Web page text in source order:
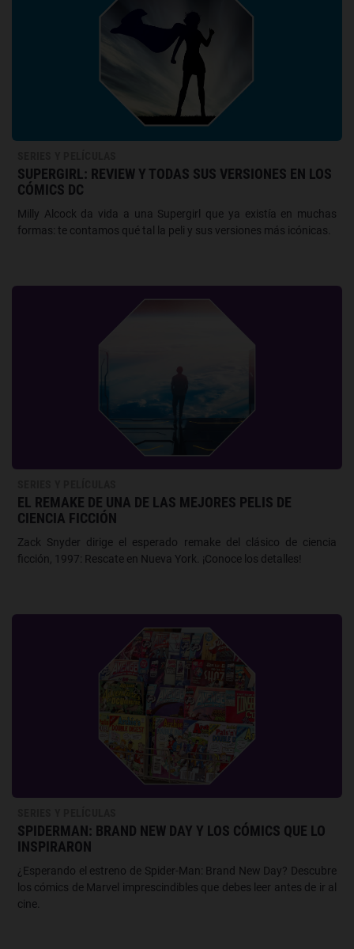
SUPERGIRL: REVIEW Y TODAS SUS VERSIONES EN LOS
CÓMICS DC
Milly Alcock da vida a una Supergirl que ya existía en muchas
formas: te contamos qué tal la peli y sus versiones más icónicas.
EL REMAKE DE UNA DE LAS MEJORES PELIS DE
CIENCIA FICCIÓN
Zack Snyder dirige el esperado remake del clásico de ciencia
ficción, 1997: Rescate en Nueva York. ¡Conoce los detalles!
SPIDERMAN: BRAND NEW DAY Y LOS CÓMICS QUE LO
INSPIRARON
¿Esperando el estreno de Spider-Man: Brand New Day? Descubre
los cómics de Marvel imprescindibles que debes leer antes de ir al
cine.